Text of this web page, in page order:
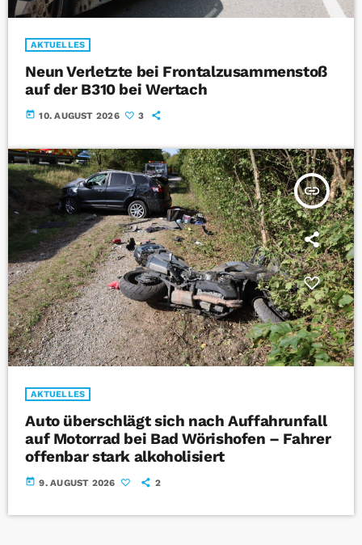
AKTUELLES
Neun Verletzte bei Frontalzusammenstoß
auf der B310 bei Wertach
today 10. AUGUST 2026 3
insert_link
AKTUELLES
Auto überschlägt sich nach Auffahrunfall
auf Motorrad bei Bad Wörishofen – Fahrer
offenbar stark alkoholisiert
today 9. AUGUST 2026 2